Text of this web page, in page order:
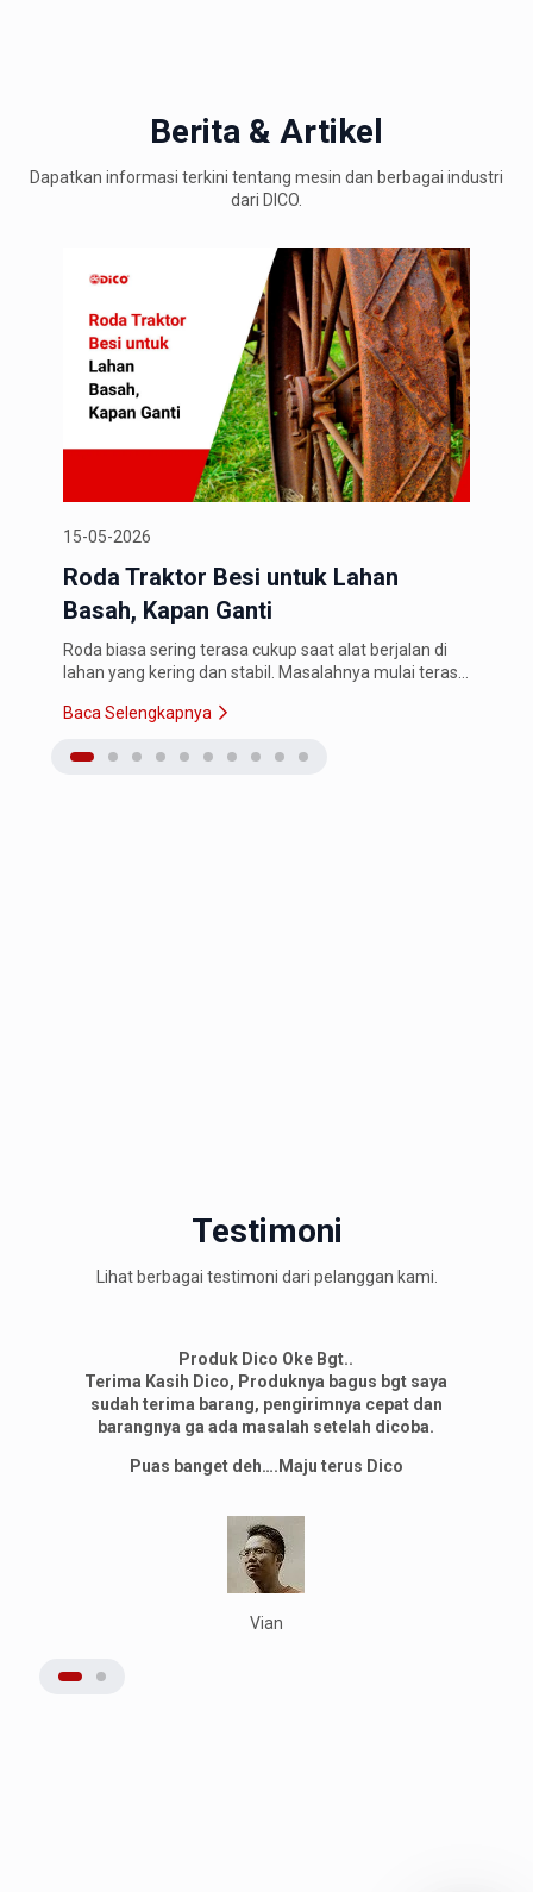
Berita & Artikel
Dapatkan informasi terkini tentang mesin dan berbagai industri
dari DICO.
15-05-2026
Roda Traktor Besi untuk Lahan
Basah, Kapan Ganti
Roda biasa sering terasa cukup saat alat berjalan di
lahan yang kering dan stabil. Masalahnya mulai terasa
alat susah maju, dan…
Baca Selengkapnya
Testimoni
Lihat berbagai testimoni dari pelanggan kami.
Produk Dico Oke Bgt..
Terima Kasih Dico, Produknya bagus bgt saya
sudah terima barang, pengirimnya cepat dan
barangnya ga ada masalah setelah dicoba.
Puas banget deh….Maju terus Dico
Vian